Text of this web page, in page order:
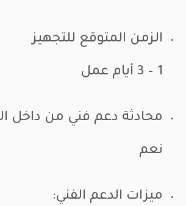
الزمن المتوقع للتجهيز
1 – 3 أيام عمل
محادثة دعم فني من داخل
نعم
ميزات الدعم الفني: